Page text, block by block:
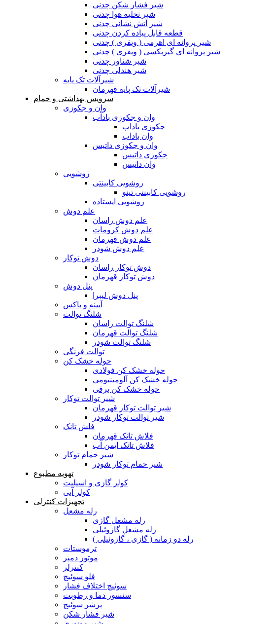
شیر فشار شکن چدنی
شیر تخلیه هوا چدنی
شیر آتش نشانی چدنی
قطعه قابل پیاده کردن چدنی
شیر پروانه ای اهرمی ( ویفری ) چدنی
شیر پروانه ای گیربکسی ( ویفری ) چدنی
شیر شناور چدنی
شیر هندلی چدنی
شیرآلات تک پایه
شیرآلات تک پایه قهرمان
سرویس بهداشتی و حمام
وان و جکوزی
وان و جکوزی بادآب
جکوزی باداب
وان باداب
وان و جکوزی داتیس
جکوزی داتیس
وان داتیس
روشویی
روشویی کابینتی
روشویی کابینتی تینو
روشویی‌ ایستاده
علم دوش
علم دوش راسان
علم دوش کرومات
علم دوش قهرمان
علم دوش شودر
دوش توکار
دوش توکار راسان
دوش توکار قهرمان
پنل دوش
پنل دوش لیبرا
آیینه و باکس
شلنگ توالت
شلنگ توالت راسان
شلنگ توالت قهرمان
شلنگ توالت شودر
توالت فرنگی
حوله خشک کن
حوله خشک کن فولادی
حوله خشک کن آلومینیومی
حوله خشک کن برقی
شیر توالت توکار
شیر توالت توکار قهرمان
شیر توالت توکار شودر
فلش تانک
فلاش تانک قهرمان
فلاش تانک ایمن آب
شیر حمام توکار
شیر حمام توکار شودر
تهویه مطبوع
کولر گازی و اسپلیت
کولر آبی
تجهیزات کنترلی
رله مشعل
رله مشعل گازی
رله مشعل گازوئیلی
رله دو زمانه ( گازی ، گازوئیلی )
ترموستات
موتور دمپر
کنترلر
فلو سوئیچ
سوئیچ اختلاف فشار
سنسور دما و رطوبت
پرشر سوئیچ
شیر فشار شکن